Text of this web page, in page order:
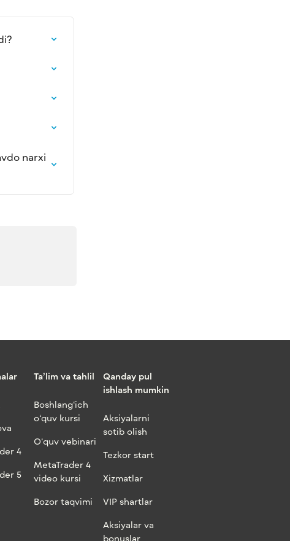
narxi
4
5
Ta’lim va tahlil
Boshlang‘ich
o‘quv kursi
O‘quv vebinari
MetaTrader 4
video kursi
Bozor taqvimi
Qanday pul
ishlash mumkin
Aksiyalarni
sotib olish
Tezkor start
Xizmatlar
VIP shartlar
Aksiyalar va
bonuslar